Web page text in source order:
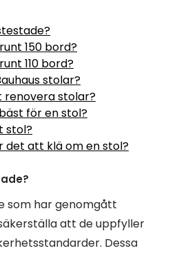
150 bord?
110 bord?
stolar?
stolar?
för en stol?
stol?
det att klä om en stol?
som har genomgått
att de uppfyller
Dessa